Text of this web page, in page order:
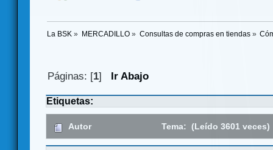
La BSK » MERCADILLO» Consultas de compras en tiendas»
Páginas: [1] Ir Abajo
Etiquetas:
Autor Tema: (Leído 3601 veces)